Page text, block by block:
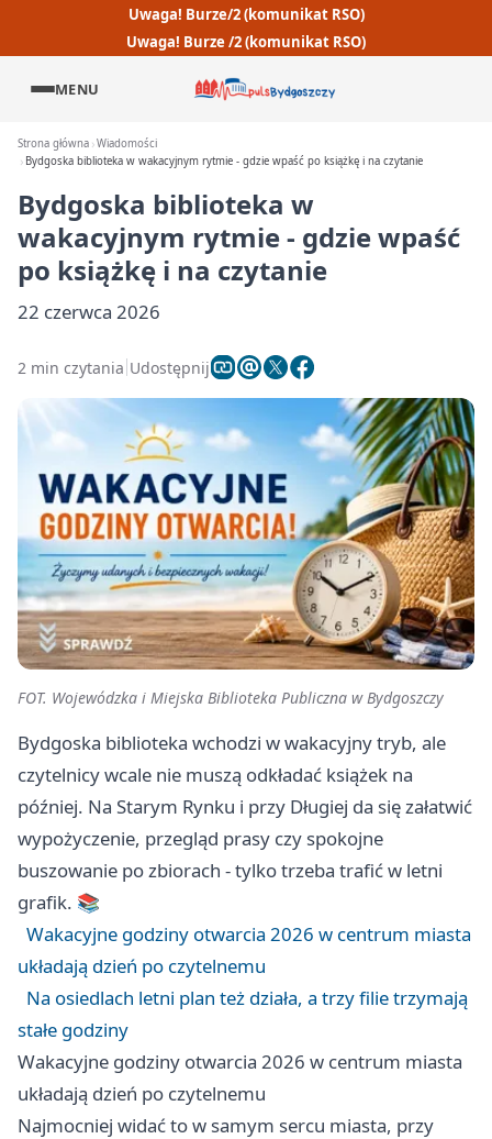
Uwaga! Burze/2 (komunikat RSO)
Uwaga! Burze /2 (komunikat RSO)
MENU
Strona główna Wiadomości
Bydgoska biblioteka w wakacyjnym rytmie - gdzie wpaść po książkę i na czytanie
Bydgoska biblioteka w
wakacyjnym rytmie - gdzie wpaść
po książkę i na czytanie
22 czerwca 2026
2 min czytania Udostępnij
FOT. Wojewódzka i Miejska Biblioteka Publiczna w Bydgoszczy
Bydgoska biblioteka wchodzi w wakacyjny tryb, ale
czytelnicy wcale nie muszą odkładać książek na
później. Na Starym Rynku i przy Długiej da się załatwić
wypożyczenie, przegląd prasy czy spokojne
buszowanie po zbiorach - tylko trzeba trafić w letni
grafik. 📚
Wakacyjne godziny otwarcia 2026 w centrum miasta
układają dzień po czytelnemu
Na osiedlach letni plan też działa, a trzy filie trzymają
stałe godziny
Wakacyjne godziny otwarcia 2026 w centrum miasta
układają dzień po czytelnemu
Najmocniej widać to w samym sercu miasta, przy